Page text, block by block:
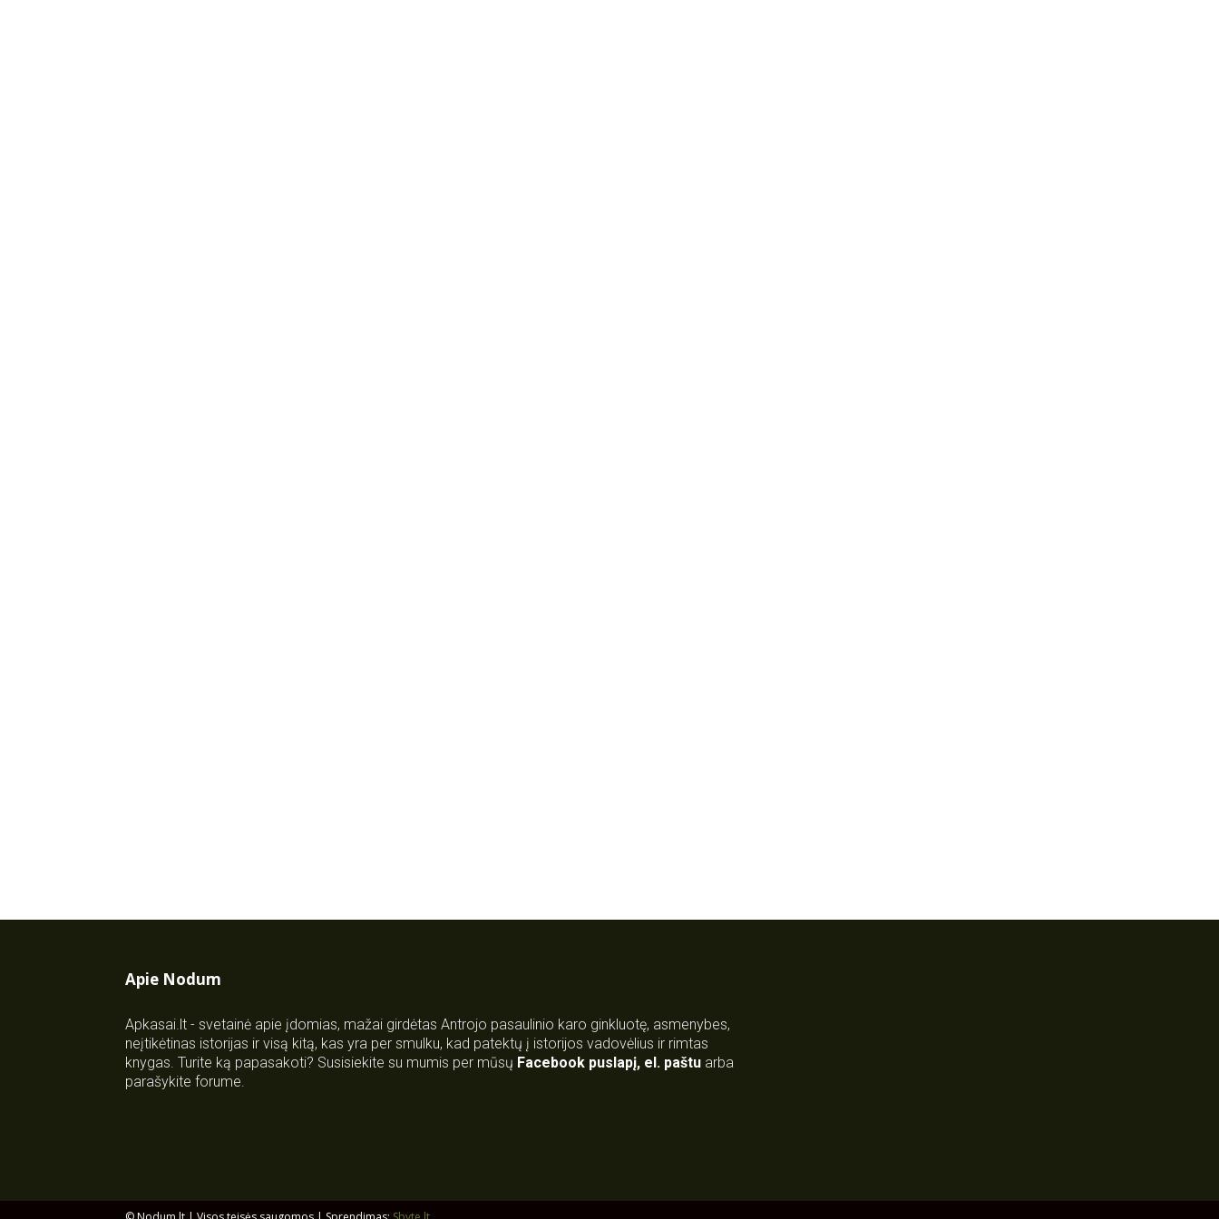
Apie Nodum
Apkasai.lt - svetainė apie įdomias, mažai girdėtas Antrojo pasaulinio karo ginkluotę, asmenybes,
neįtikėtinas istorijas ir visą kitą, kas yra per smulku, kad patektų į istorijos vadovėlius ir rimtas
knygas. Turite ką papasakoti? Susisiekite su mumis per mūsų Facebook puslapį, el. paštu arba
parašykite forume.